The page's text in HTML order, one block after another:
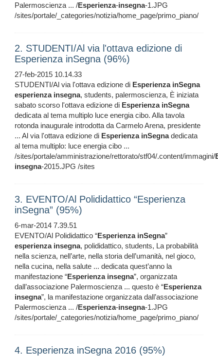
Palermoscienza ... /Esperienza-insegna-1.JPG
/sites/portale/_categories/notizia/home_page/primo_piano/
2. STUDENTI/Al via l'ottava edizione di
Esperienza inSegna (96%)
27-feb-2015 10.14.33
STUDENTI/Al via l'ottava edizione di Esperienza inSegna
esperienza insegna, students, palermoscienza, È iniziata
sabato scorso l'ottava edizione di Esperienza inSegna
dedicata al tema multiplo luce energia cibo. Alla tavola
rotonda inaugurale introdotta da Carmelo Arena, presidente
... Al via l'ottava edizione di Esperienza inSegnadedicata
al tema multiplo: luce energia cibo ...
/sites/portale/amministrazione/rettorato/stf04/.content/immagini/
insegna-2015.JPG /sites
3. EVENTO/Al Polididattico “Esperienza
inSegna” (95%)
6-mar-2014 7.39.51
EVENTO/Al Polididattico “Esperienza inSegna”
esperienza insegna, polididattico, students, La probabilità
nella scienza, nell’arte, nella storia dell’umanità, nel gioco,
nella cucina, nella salute ... dedicata quest’anno la
manifestazione “Esperienza insegna”, organizzata
dall’associazione Palermoscienza ... questo è “Esperienza
insegna”, la manifestazione organizzata dall’associazione
Palermoscienza ... /Esperienza-insegna-1.JPG
/sites/portale/_categories/notizia/home_page/primo_piano/
4. Esperienza inSegna 2016 (95%)